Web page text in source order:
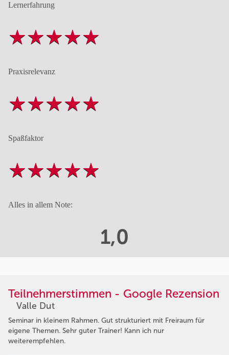
Lernerfahrung
Praxisrelevanz
Spaßfaktor
Alles in allem Note:
1,0
Teilnehmerstimmen - Google Rezension
Valle Dut
Seminar in kleinem Rahmen. Gut strukturiert mit Freiraum für
eigene Themen. Sehr guter Trainer! Kann ich nur
weiterempfehlen.